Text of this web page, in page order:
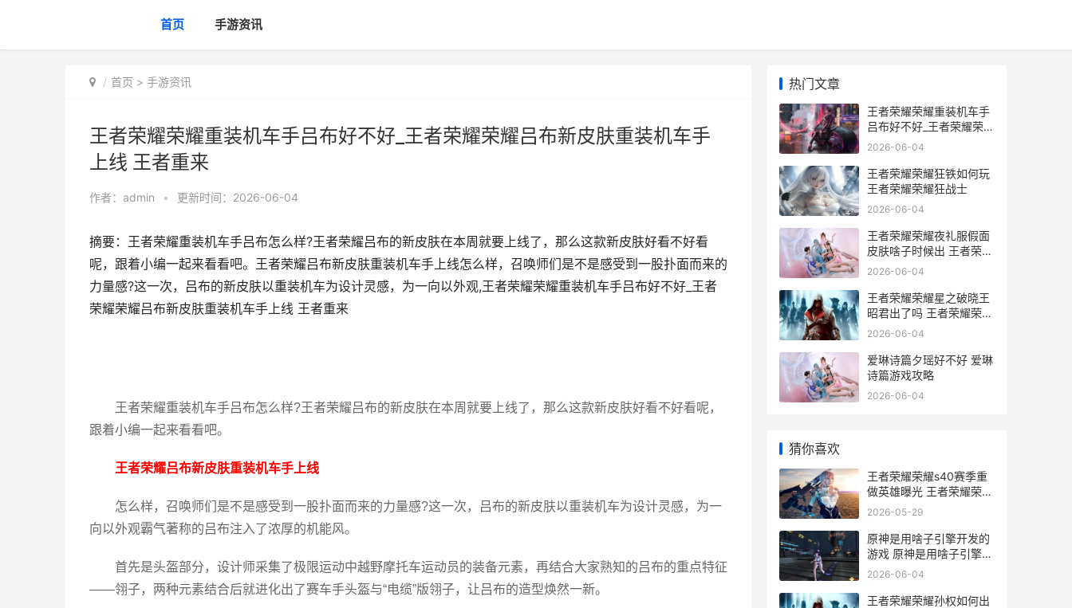
首页 手游资讯
首页 > 手游资讯
王者荣耀荣耀重装机车手吕布好不好_王者荣耀荣耀吕布新皮肤重装机车手
上线 王者重来
作者： admin • 更新时间：2026-06-04
摘要：王者荣耀重装机车手吕布怎么样?王者荣耀吕布的新皮肤在本周就要上线了，那么这款新皮肤好看不好看
呢，跟着小编一起来看看吧。王者荣耀吕布新皮肤重装机车手上线怎么样，召唤师们是不是感受到一股扑面而来的
力量感?这一次，吕布的新皮肤以重装机车为设计灵感，为一向以外观,王者荣耀荣耀重装机车手吕布好不好_王者
荣耀荣耀吕布新皮肤重装机车手上线 王者重来
王者荣耀重装机车手吕布怎么样?王者荣耀吕布的新皮肤在本周就要上线了，那么这款新皮肤好看不好看呢，
跟着小编一起来看看吧。
王者荣耀吕布新皮肤重装机车手上线
怎么样，召唤师们是不是感受到一股扑面而来的力量感?这一次，吕布的新皮肤以重装机车为设计灵感，为一
向以外观霸气著称的吕布注入了浓厚的机能风。
首先是头盔部分，设计师采集了极限运动中越野摩托车运动员的装备元素，再结合大家熟知的吕布的重点特征
——翎子，两种元素结合后就进化出了赛车手头盔与“电缆”版翎子，让吕布的造型焕然一新。
热门文章
王者荣耀荣耀重装机车手
吕布好不好_王者荣耀荣耀
吕布新皮肤重装机车手上
2026-06-04
王者荣耀荣耀狂铁如何玩
王者荣耀荣耀狂战士
2026-06-04
王者荣耀荣耀夜礼服假面
皮肤啥子时候出 王者荣耀
夜桑
2026-06-04
王者荣耀荣耀星之破晓王
昭君出了吗 王者荣耀荣耀
星光称号怎么获得
2026-06-04
爱琳诗篇夕瑶好不好 爱琳
诗篇游戏攻略
2026-06-04
猜你喜欢
王者荣耀荣耀s40赛季重
做英雄曝光 王者荣耀荣耀
称号
2026-05-29
原神是用啥子引擎开发的
游戏 原神是用啥子引擎做
的
2026-06-04
王者荣耀荣耀孙权如何出